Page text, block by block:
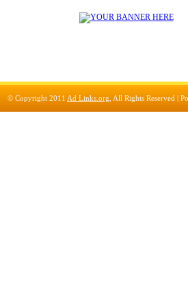
© Copyright 2011 Ad Links.org , All Rights Reserved |